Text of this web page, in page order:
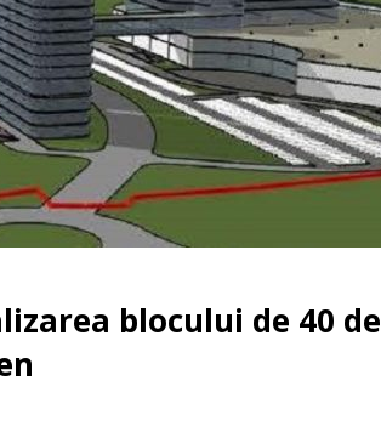
blocului de 40 de